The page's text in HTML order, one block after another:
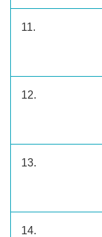
11.
12.
13.
14.